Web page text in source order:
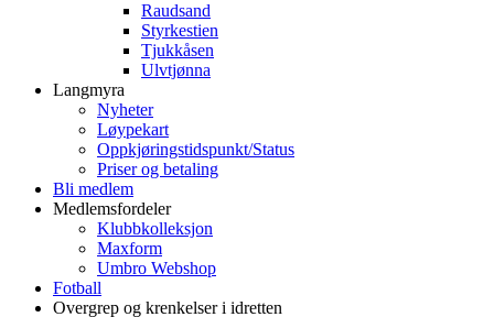
Raudsand
Styrkestien
Tjukkåsen
Ulvtjønna
Langmyra
Nyheter
Løypekart
Oppkjøringstidspunkt/Status
Priser og betaling
Bli medlem
Medlemsfordeler
Klubbkolleksjon
Maxform
Umbro Webshop
Fotball
Overgrep og krenkelser i idretten